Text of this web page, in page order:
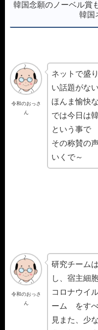
韓国念願のノーベル賞
韓国
令和のおっさ
ん
ネットで盛
い話題がな
ほんま愉快
では今日は
という事で
その称賛の
いくで～
令和のおっさ
ん
研究チーム
し、宿主細
コロナウイ
ーム をすべ
見また、少